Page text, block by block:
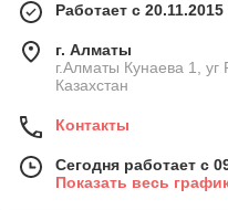
Работает с 20.11.2015
г. Алматы
г.Алматы Кунаева 1,
Казахстан
Контакты
Сегодня работает с
Показать весь